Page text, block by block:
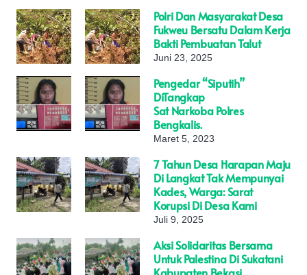
Polri Dan Masyarakat Desa
Fukweu Bersatu Dalam Kerja
Bakti Pembuatan Talut
Juni 23, 2025
Pengedar “siputih”
DiTangkap
Sat Narkoba Polres
Bengkalis.
Maret 5, 2023
7 Tahun Desa Harapan Maju
Di Langkat Tak Mempunyai
Kades, Warga: Sarat
Korupsi Di Desa Kami
Juli 9, 2025
Aksi Solidaritas Bersama
Untuk Palestina Di Sukatani